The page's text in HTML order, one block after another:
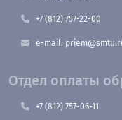
+7 (812) 757-22-00
e-mail:
Отдел оплаты
+7 (812) 757-06-11